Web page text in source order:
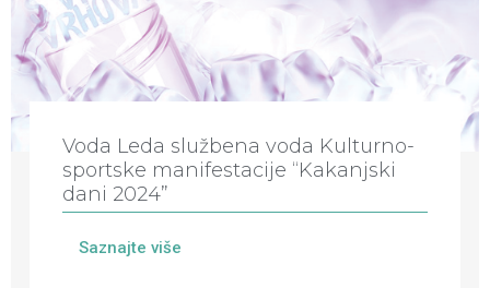
Voda Leda službena voda Kulturno-
sportske manifestacije “Kakanjski
dani 2024”
Saznajte više